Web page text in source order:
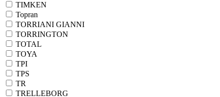
TIMKEN
Topran
TORRIANI GIANNI
TORRINGTON
TOTAL
TOYA
TPI
TPS
TR
TRELLEBORG